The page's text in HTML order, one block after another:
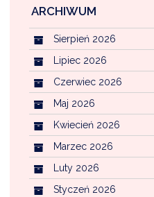
ARCHIWUM
Sierpień 2026
Lipiec 2026
Czerwiec 2026
Maj 2026
Kwiecień 2026
Marzec 2026
Luty 2026
Styczeń 2026